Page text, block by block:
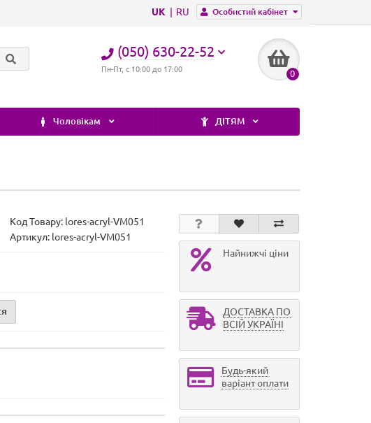
Особистий кабінет
UK RU
(050) 630-22-52
Пн-Пт, с 10:00 до 17:00 0
Чоловікам ДІТЯМ
Код Товару: lores-acryl-VM051
Артикул: lores-acryl-VM051
Найнижчі ціни
ДОСТАВКА ПО
ВСІЙ УКРАЇНІ
Будь-який
варіант оплати